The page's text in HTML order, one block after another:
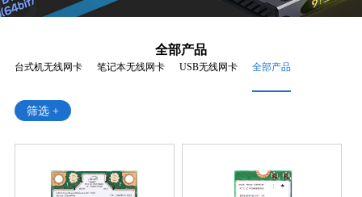
全部产品
台式机无线网卡 笔记本无线网卡 USB无线网卡 全部产品
筛选 +